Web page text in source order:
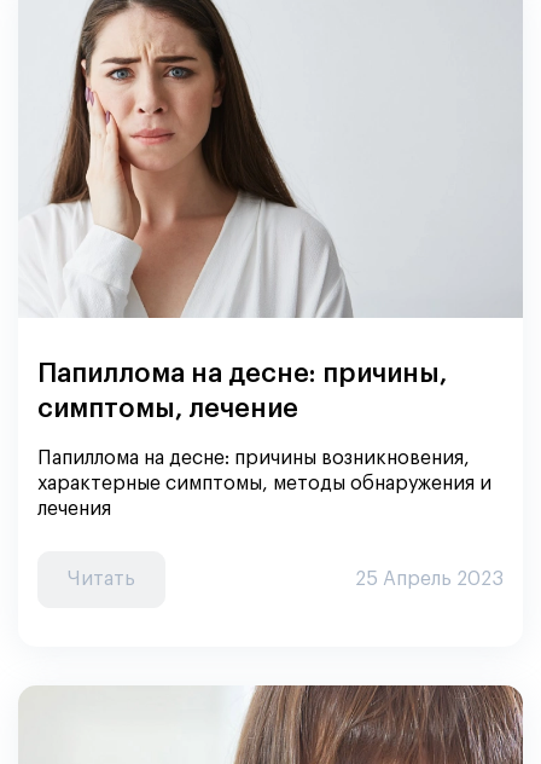
Папиллома на десне: причины,
симптомы, лечение
Папиллома на десне: причины возникновения,
характерные симптомы, методы обнаружения и
лечения
Читать 25 Апрель 2023